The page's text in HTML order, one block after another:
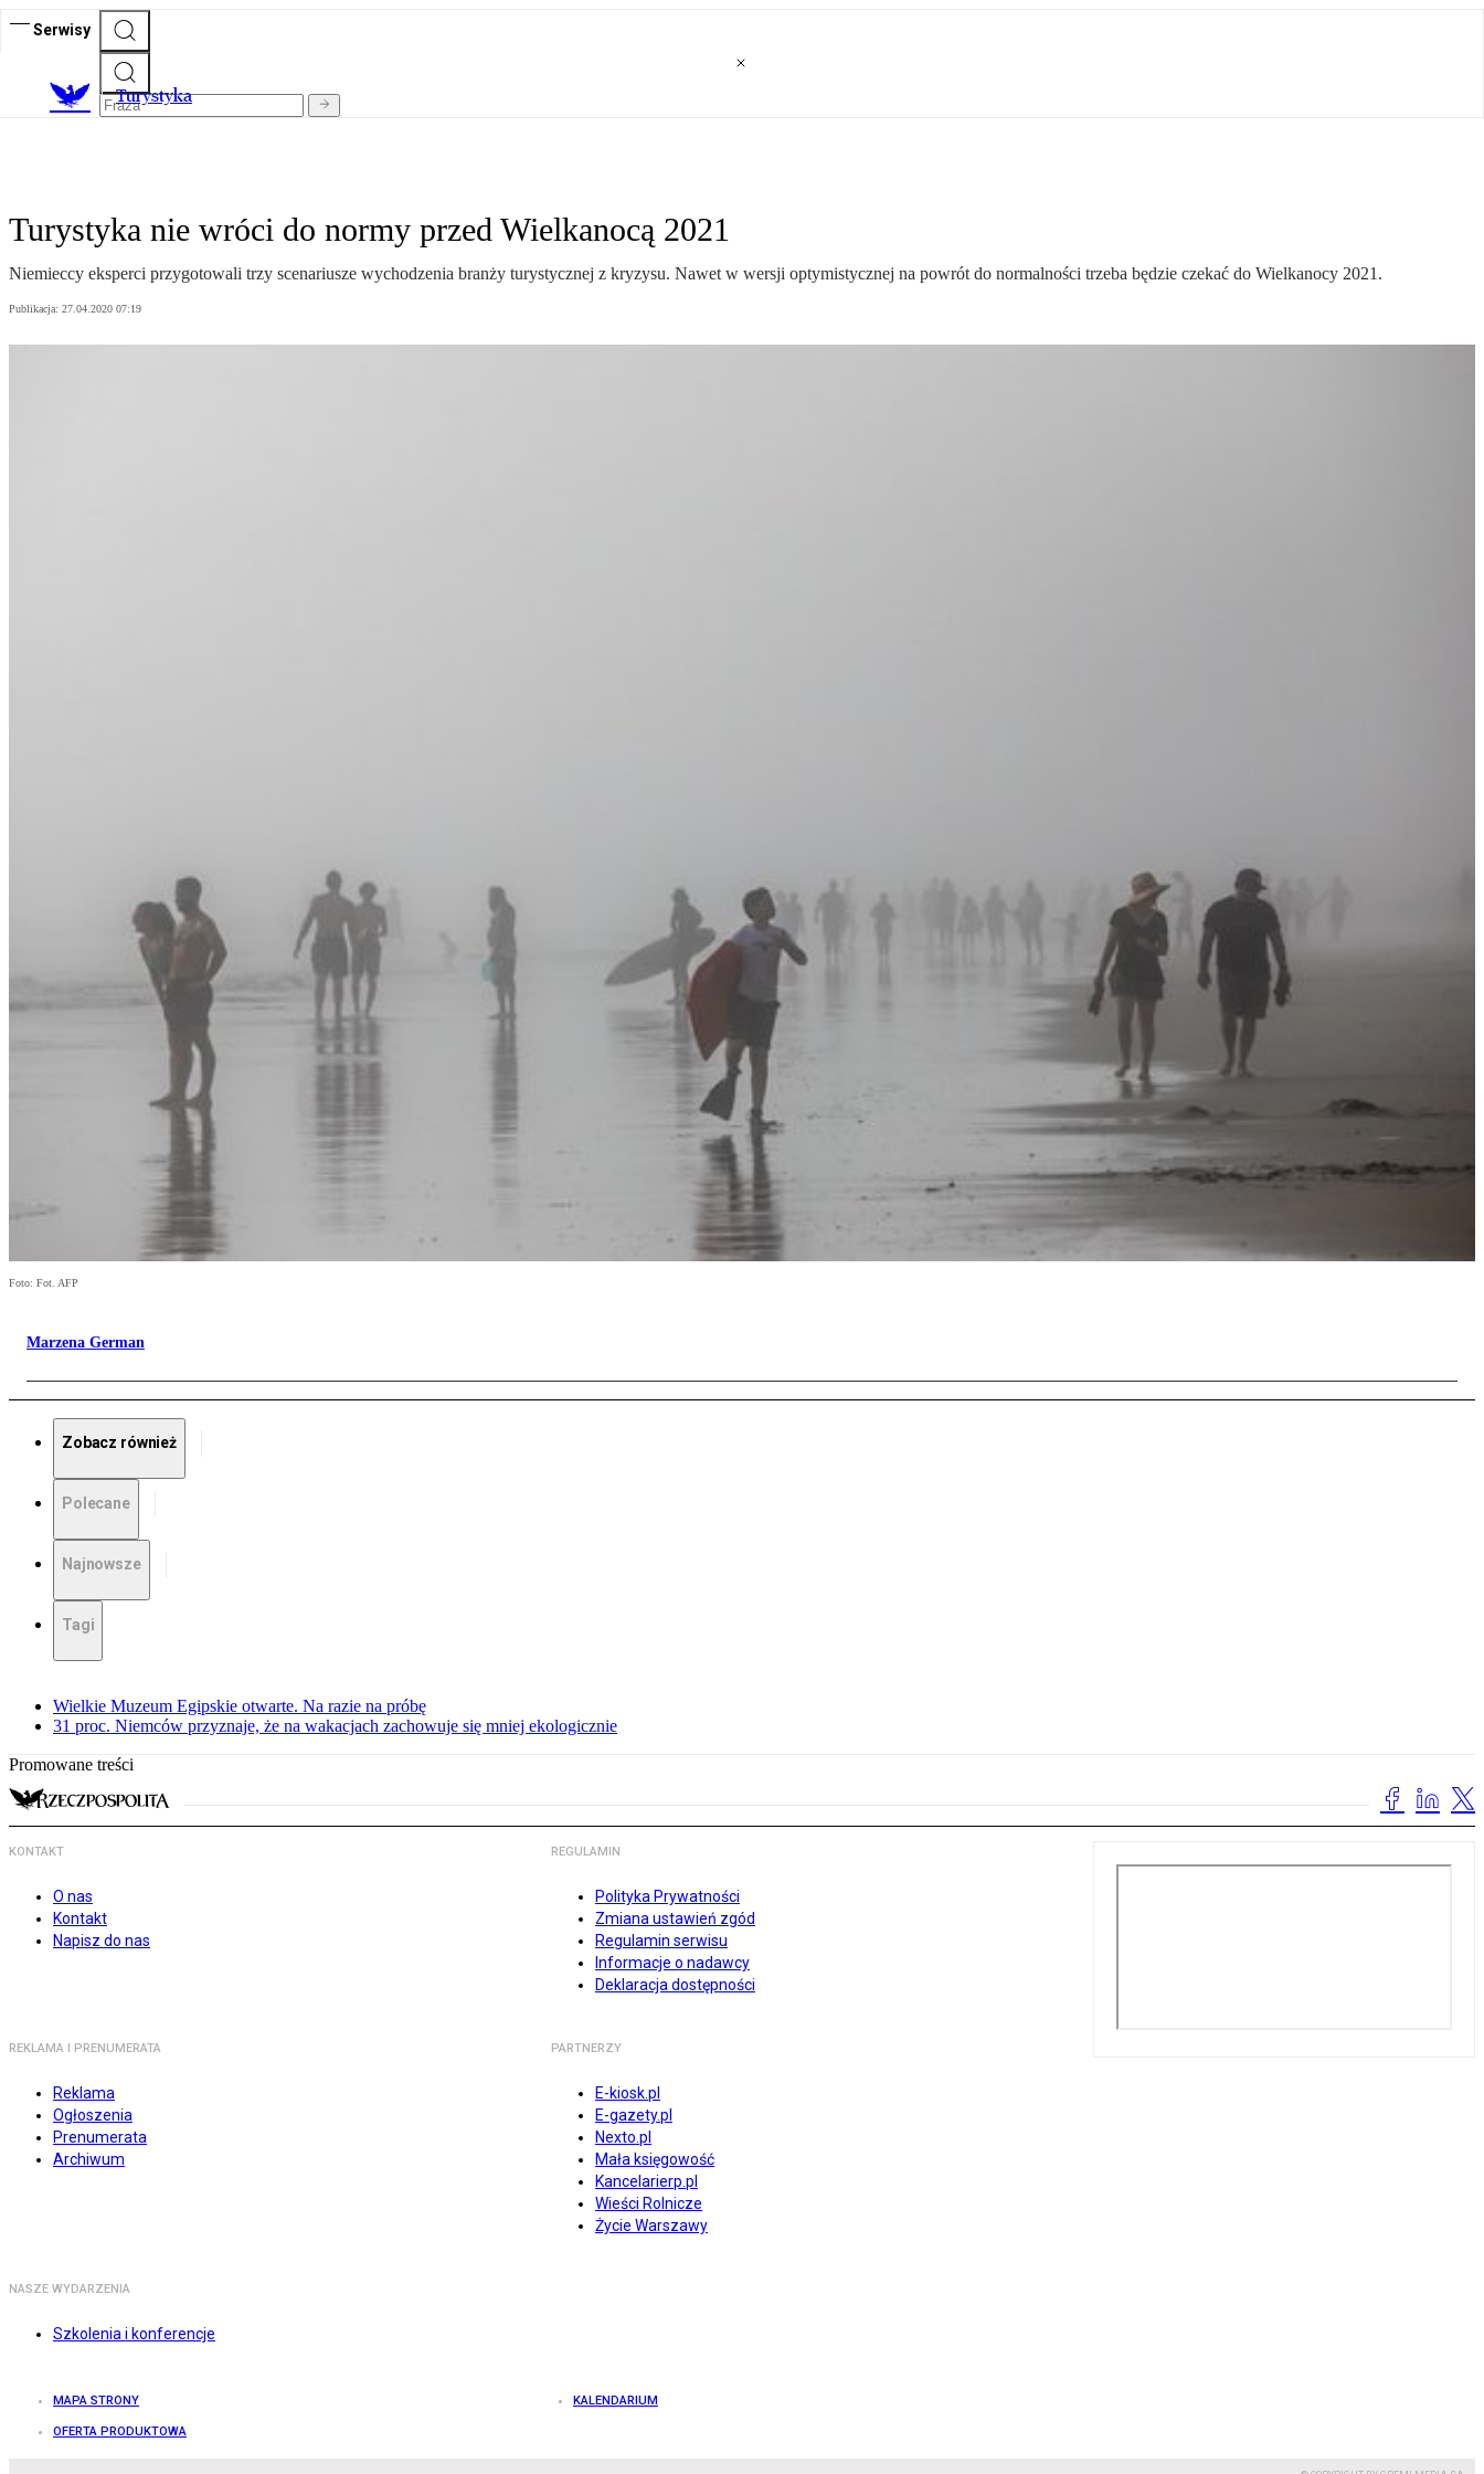
Serwisy
Turystyka
Turystyka nie wróci do normy przed Wielkanocą 2021
Niemieccy eksperci przygotowali trzy scenariusze wychodzenia branży turystycznej z kryzysu. Nawet w wersji optymistycznej na powrót do normalności trzeba będzie czekać do Wielkanocy 2021.
Publikacja: 27.04.2020 07:19
Foto: Fot. AFP
Marzena German
Zobacz również
Polecane
Najnowsze
Tagi
Wielkie Muzeum Egipskie otwarte. Na razie na próbę
31 proc. Niemców przyznaje, że na wakacjach zachowuje się mniej ekologicznie
Promowane treści
KONTAKT
O nas
Kontakt
Napisz do nas
REGULAMIN
Polityka Prywatności
Zmiana ustawień zgód
Regulamin serwisu
Informacje o nadawcy
Deklaracja dostępności
REKLAMA I PRENUMERATA
Reklama
Ogłoszenia
Prenumerata
Archiwum
PARTNERZY
E-kiosk.pl
E-gazety.pl
Nexto.pl
Mała księgowość
Kancelarierp.pl
Wieści Rolnicze
Życie Warszawy
NASZE WYDARZENIA
Szkolenia i konferencje
MAPA STRONY KALENDARIUM
OFERTA PRODUKTOWA